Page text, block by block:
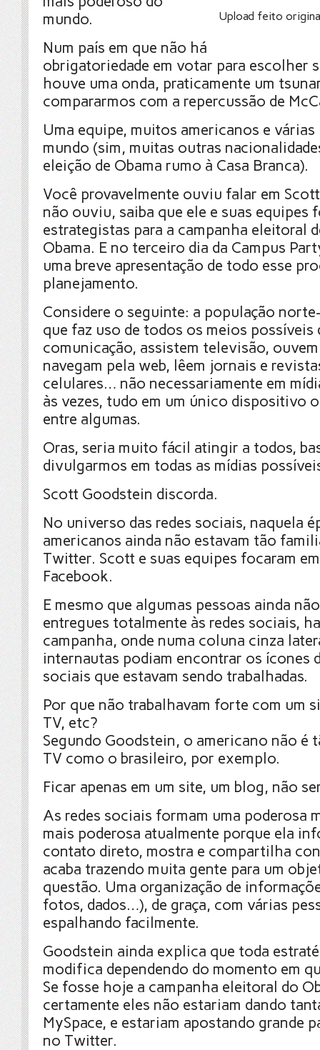
Upload feito
mundo.
Num país em que não há
obrigatoriedade em votar para escolher
houve uma onda, praticamente um
compararmos com a repercussão de
Uma equipe, muitos americanos e
mundo (sim, muitas outras
eleição de Obama rumo à Casa Branca).
Você provavelmente ouviu falar em
não ouviu, saiba que ele e suas equipes
estrategistas para a campanha eleitoral
Obama. E no terceiro dia da Campus
uma breve apresentação de todo esse
planejamento.
Considere o seguinte: a população
que faz uso de todos os meios possíveis
comunicação, assistem televisão,
navegam pela web, lêem jornais e
celulares… não necessariamente em
às vezes, tudo em um único dispositivo
entre algumas.
Oras, seria muito fácil atingir a todos,
divulgarmos em todas as mídias
Scott Goodstein discorda.
No universo das redes sociais, naquela
americanos ainda não estavam tão
Twitter. Scott e suas equipes focaram
Facebook.
E mesmo que algumas pessoas ainda
entregues totalmente às redes sociais,
campanha, onde numa coluna cinza
internautas podiam encontrar os ícones
sociais que estavam sendo trabalhadas.
Por que não trabalhavam forte com um
TV, etc?
Segundo Goodstein, o americano não é
TV como o brasileiro, por exemplo.
Ficar apenas em um site, um blog, não
As redes sociais formam uma poderosa
mais poderosa atualmente porque ela
contato direto, mostra e compartilha
acaba trazendo muita gente para um
questão. Uma organização de
fotos, dados…), de graça, com várias
espalhando facilmente.
Goodstein ainda explica que toda
modifica dependendo do momento em
Se fosse hoje a campanha eleitoral do
certamente eles não estariam dando
MySpace, e estariam apostando grande
no Twitter.